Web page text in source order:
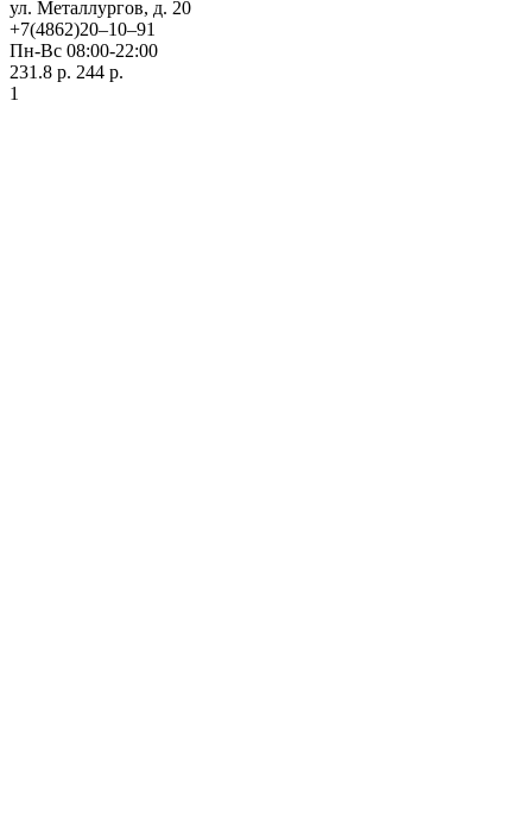
ул. ​Металлургов, д. 20
+7(4862)20‒10‒91
Пн-Вс 08:00-22:00
231.8 р. 244 р.
1